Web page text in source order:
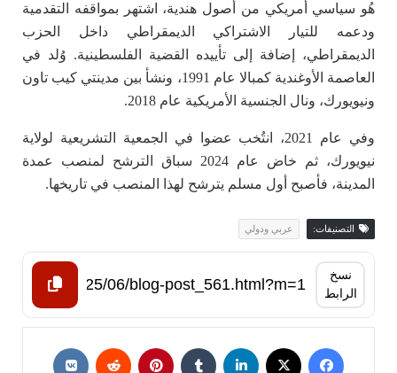
هُو سياسي أمريكي من أصول هندية، اشتهر بمواقفه التقدمية
ودعمه للتيار الاشتراكي الديمقراطي داخل الحزب
الديمقراطي، إضافة إلى تأييده القضية الفلسطينية. وُلد في
العاصمة الأوغندية كمبالا عام 1991، ونشأ بين مدينتي كيب تاون
ونيويورك، ونال الجنسية الأمريكية عام 2018.
وفي عام 2021، انتُخب عضوا في الجمعية التشريعية لولاية
نيويورك، ثم خاض عام 2024 سباق الترشح لمنصب عمدة
المدينة، فأصبح أول مسلم يترشح لهذا المنصب في تاريخها.
التصنيفات: عربي ودولي
نسخ
الرابط